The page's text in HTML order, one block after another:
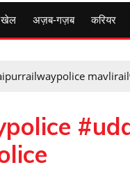
खेल अज़ब-गज़ब करियर